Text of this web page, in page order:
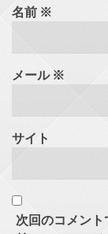
名前 ※
メール ※
サイト
次回のコメン